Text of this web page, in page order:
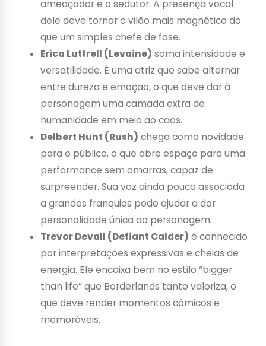
ameaçador e o sedutor. A presença vocal
dele deve tornar o vilão mais magnético do
que um simples chefe de fase.
Erica Luttrell (Levaine) soma intensidade e
versatilidade. É uma atriz que sabe alternar
entre dureza e emoção, o que deve dar à
personagem uma camada extra de
humanidade em meio ao caos.
Delbert Hunt (Rush) chega como novidade
para o público, o que abre espaço para uma
performance sem amarras, capaz de
surpreender. Sua voz ainda pouco associada
a grandes franquias pode ajudar a dar
personalidade única ao personagem.
Trevor Devall (Defiant Calder) é conhecido
por interpretações expressivas e cheias de
energia. Ele encaixa bem no estilo “bigger
than life” que Borderlands tanto valoriza, o
que deve render momentos cômicos e
memoráveis.